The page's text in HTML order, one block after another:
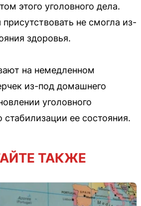
этого уголовного дела.
не смогла из-
здоровья.
на немедленном
из-под домашнего
уголовного
стабилизации ее состояния.
ТАКЖЕ